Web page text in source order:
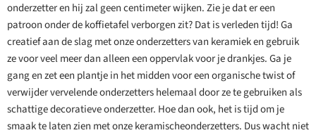
onderzetter en hij zal geen centimeter wijken. Zie je dat er een
patroon onder de koffietafel verborgen zit? Dat is verleden tijd! Ga
creatief aan de slag met onze onderzetters van keramiek en gebruik
ze voor veel meer dan alleen een oppervlak voor je drankjes. Ga je
gang en zet een plantje in het midden voor een organische twist of
verwijder vervelende onderzetters helemaal door ze te gebruiken als
schattige decoratieve onderzetter. Hoe dan ook, het is tijd om je
smaak te laten zien met onze keramischeonderzetters. Dus wacht niet